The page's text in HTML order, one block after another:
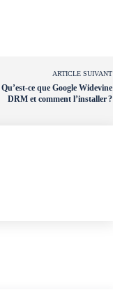
ARTICLE SUIVANT
Qu’est-ce que Google Widevine
DRM et comment l’installer ?